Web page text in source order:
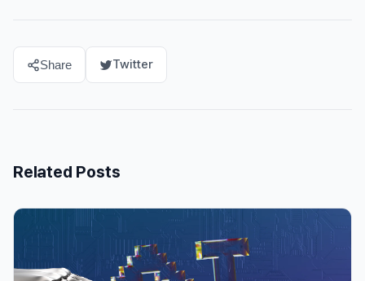
Share Twitter
Related Posts